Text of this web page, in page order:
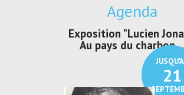
Agenda
21
Exposition "Lucien
Au pays du charbon ...